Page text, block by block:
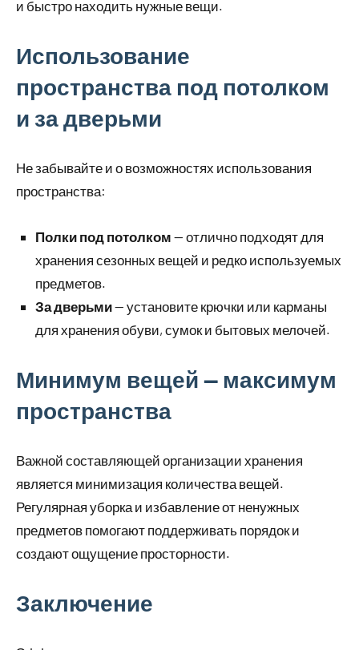
и быстро находить нужные вещи.
Использование
пространства под потолком
и за дверьми
Не забывайте и о возможностях использования
пространства:
Полки под потолком — отлично подходят для
хранения сезонных вещей и редко используемых
предметов.
За дверьми— установите крючки или карманы
для хранения обуви, сумок и бытовых мелочей.
Минимум вещей — максимум
пространства
Важной составляющей организации хранения
является минимизация количества вещей.
Регулярная уборка и избавление от ненужных
предметов помогают поддерживать порядок и
создают ощущение просторности.
Заключение